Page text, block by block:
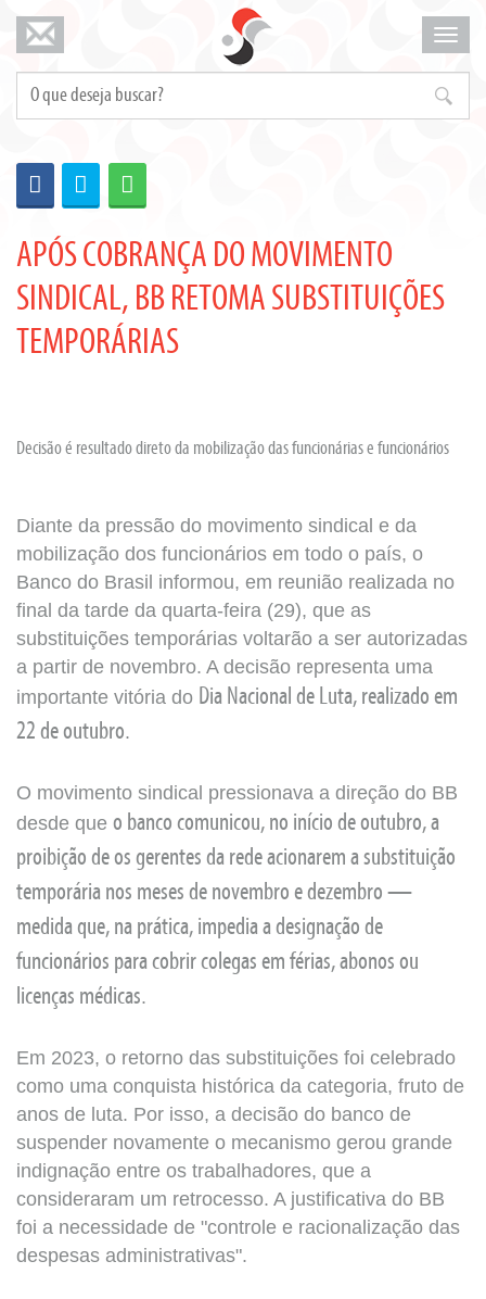
menu
APÓS COBRANÇA DO MOVIMENTO
SINDICAL, BB RETOMA SUBSTITUIÇÕES
TEMPORÁRIAS
Decisão é resultado direto da mobilização das funcionárias e funcionários
Diante da pressão do movimento sindical e da
mobilização dos funcionários em todo o país, o
Banco do Brasil informou, em reunião realizada no
final da tarde da quarta-feira (29), que as
substituições temporárias voltarão a ser autorizadas
a partir de novembro. A decisão representa uma
importante vitória do Dia Nacional de Luta, realizado em
22 de outubro.
O movimento sindical pressionava a direção do BB
desde que o banco comunicou, no início de outubro, a
proibição de os gerentes da rede acionarem a substituição
temporária nos meses de novembro e dezembro —
medida que, na prática, impedia a designação de
funcionários para cobrir colegas em férias, abonos ou
licenças médicas.
Em 2023, o retorno das substituições foi celebrado
como uma conquista histórica da categoria, fruto de
anos de luta. Por isso, a decisão do banco de
suspender novamente o mecanismo gerou grande
indignação entre os trabalhadores, que a
consideraram um retrocesso. A justificativa do BB
foi a necessidade de "controle e racionalização das
despesas administrativas".